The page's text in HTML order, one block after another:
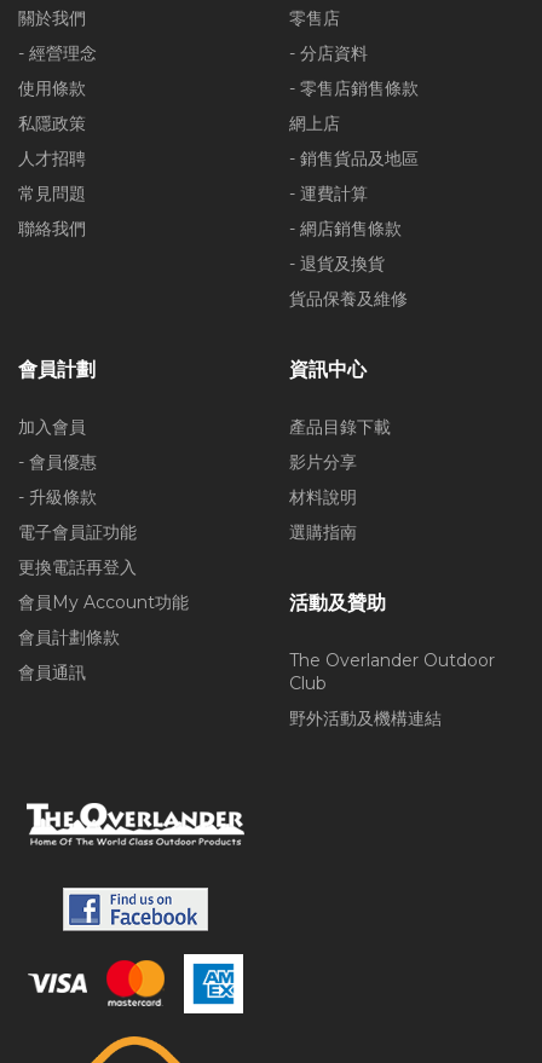
關於我們
- 經營理念
使用條款
私隱政策
人才招聘
常見問題
聯絡我們
零售店
- 分店資料
- 零售店銷售條款
網上店
- 銷售貨品及地區
- 運費計算
- 網店銷售條款
- 退貨及換貨
貨品保養及維修
會員計劃
加入會員
- 會員優惠
- 升級條款
電子會員証功能
更換電話再登入
會員My Account功能
會員計劃條款
會員通訊
資訊中心
產品目錄下載
影片分享
材料說明
選購指南
活動及贊助
The Overlander Outdoor
Club
野外活動及機構連結